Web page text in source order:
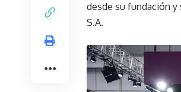
desde su fundación y
S.A.